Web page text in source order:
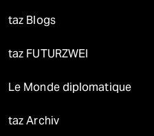
taz Blogs
taz FUTURZWEI
Le Monde diplomatique
taz Archiv